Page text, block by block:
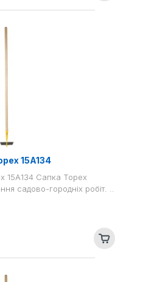
15A134
15A134 Сапка Topex
садово-городніх робіт. ..